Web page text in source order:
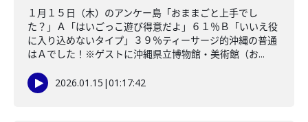
１月１５日（木）のアンケー島「おままごと上手でし
た？」Ａ「はいごっこ遊び得意だよ」６１％Ｂ「いいえ役
に入り込めないタイプ」３９％ティーサージ的沖縄の普通
はＡでした！※ゲストに沖縄県立博物館・美術館（お...
2026.01.15 |01:17:42